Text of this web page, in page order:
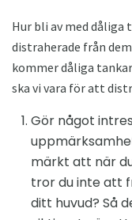
Hur bli av med
distraherade från
kommer dåliga
ska vi vara för att
Gör något
märkt att när
tror du inte att
ditt huvud? Så